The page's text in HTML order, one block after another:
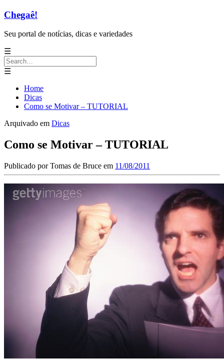
Chegaê!
Seu portal de notícias, dicas e variedades
☰
Search
for:
☰
Home
Dicas
Como se Motivar – TUTORIAL
Arquivado em Dicas
Como se Motivar – TUTORIAL
Publicado porTomas de Bruce em 11/08/2011